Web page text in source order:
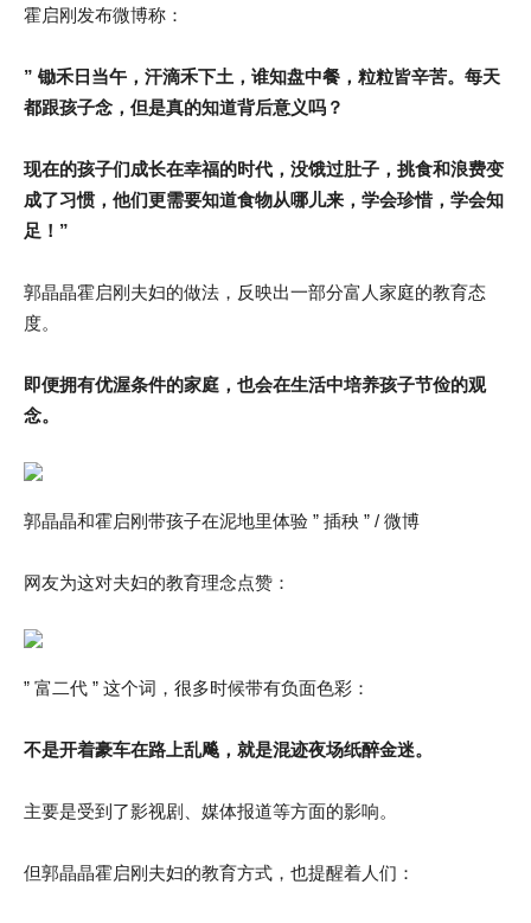
霍启刚发布微博称：
” 锄禾日当午，汗滴禾下土，谁知盘中餐，粒粒皆辛苦。每天
都跟孩子念，但是真的知道背后意义吗？
现在的孩子们成长在幸福的时代，没饿过肚子，挑食和浪费变
成了习惯，他们更需要知道食物从哪儿来，学会珍惜，学会知
足！”
郭晶晶霍启刚夫妇的做法，反映出一部分富人家庭的教育态
度。
即便拥有优渥条件的家庭，也会在生活中培养孩子节俭的观
念。
郭晶晶和霍启刚带孩子在泥地里体验 ” 插秧 ” / 微博
网友为这对夫妇的教育理念点赞：
” 富二代 ” 这个词，很多时候带有负面色彩：
不是开着豪车在路上乱飚，就是混迹夜场纸醉金迷。
主要是受到了影视剧、媒体报道等方面的影响。
但郭晶晶霍启刚夫妇的教育方式，也提醒着人们：